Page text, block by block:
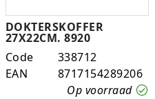
DOKTERSKOFFER
27X22CM. 8920
Code
338712
EAN
8717154289206
Op voorraad
Woezel en Pip
Zomer- en